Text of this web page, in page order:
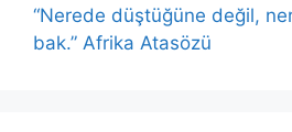
“Nerede düştüğüne değil,
bak.” Afrika Atasözü